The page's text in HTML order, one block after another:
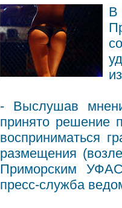
В
- Выслушав
принято решение
восприниматься
размещения
Приморским
пресс-служба